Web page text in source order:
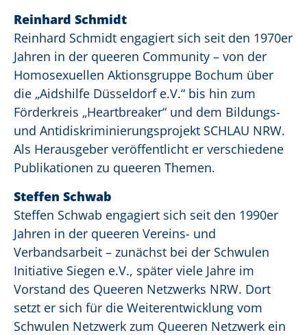
Reinhard Schmidt
Reinhard Schmidt engagiert sich seit den 1970er
Jahren in der queeren Community – von der
Homosexuellen Aktionsgruppe Bochum über
die „Aidshilfe Düsseldorf e.V.“ bis hin zum
Förderkreis „Heartbreaker“ und dem Bildungs-
und Antidiskriminierungsprojekt SCHLAU NRW.
Als Herausgeber veröffentlicht er verschiedene
Publikationen zu queeren Themen.
Steffen Schwab
Steffen Schwab engagiert sich seit den 1990er
Jahren in der queeren Vereins- und
Verbandsarbeit – zunächst bei der Schwulen
Initiative Siegen e.V., später viele Jahre im
Vorstand des Queeren Netzwerks NRW. Dort
setzt er sich für die Weiterentwicklung vom
Schwulen Netzwerk zum Queeren Netzwerk ein